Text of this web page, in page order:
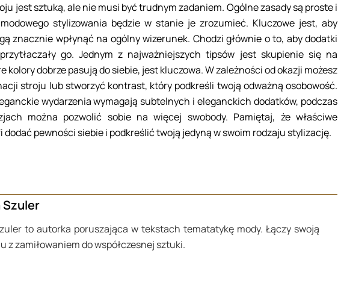
jest sztuką, ale nie musi być trudnym zadaniem. Ogólne zasady są proste i
stylizowania będzie w stanie je zrozumieć. Kluczowe jest, aby
znacznie wpłynąć na ogólny wizerunek. Chodzi głównie o to, aby dodatki
go. Jednym z najważniejszych tipsów jest skupienie się na
kolory dobrze pasują do siebie, jest kluczowa. W zależności od okazji możesz
stroju lub stworzyć kontrast, który podkreśli twoją odważną osobowość.
wydarzenia wymagają subtelnych i eleganckich dodatków, podczas
można pozwolić sobie na więcej swobody. Pamiętaj, że właściwe
pewności siebie i podkreślić twoją jedyną w swoim rodzaju stylizację.
Szuler
to autorka poruszająca w tekstach tematatykę mody. Łączy swoją
z zamiłowaniem do współczesnej sztuki.